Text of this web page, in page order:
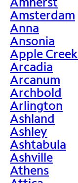
Amsterdam
Anna
Ansonia
Apple Creek
Arcadia
Arcanum
Archbold
Arlington
Ashland
Ashley
Ashtabula
Ashville
Athens